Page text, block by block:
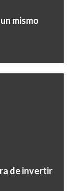
mismo
de invertir